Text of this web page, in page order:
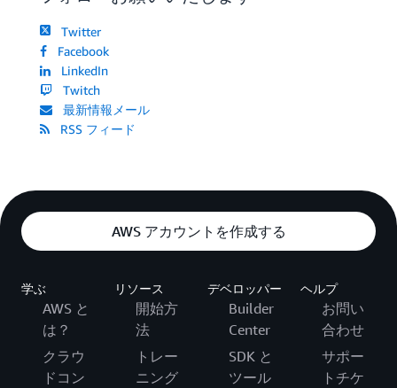
Twitter
Facebook
LinkedIn
Twitch
最新情報メール
RSS フィード
AWS アカウントを作成する
学ぶ
AWS と
は？
クラウ
ドコン
リソース
開始方
法
トレー
ニング
デベロッパー
Builder
Center
SDK と
ツール
ヘルプ
お問い
合わせ
サポー
トチケ